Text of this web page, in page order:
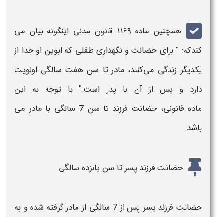
همچنین ماده ۱۱۶۹ قانون مدنی اینگونه بیان می
کندکه: " برای حضانتو نگهداری طفلی که ابوین او جدا از
یکدیگر زندگی می‌کنند، مادرتا سن هفت سالگی اولویت
دارد و پس از آن با پدر است." با توجه به این
ماده قانونی،حضانت فرزند تا سن 7 سالگی با مادر می
باشد.
حضانت فرزند پسر تا سن پانزده سالگی
حضانت فرزند پسر پس از 7 سالگی از مادرگرفته شده و به